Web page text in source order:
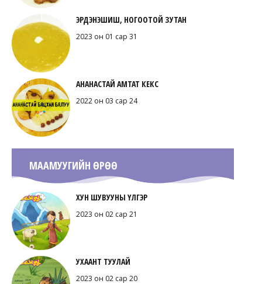
ЭРДЭНЭШИШ, НОГООТОЙ ЗУТАН
2023 он 01 сар 31
АНАНАСТАЙ АМТАТ КЕКС
2022 он 03 сар 24
МААМУУГИЙН ӨРӨӨ
ХУН ШУВУУНЫ ҮЛГЭР
2023 он 02 сар 21
УХААНТ ТУУЛАЙ
2023 он 02 сар 20